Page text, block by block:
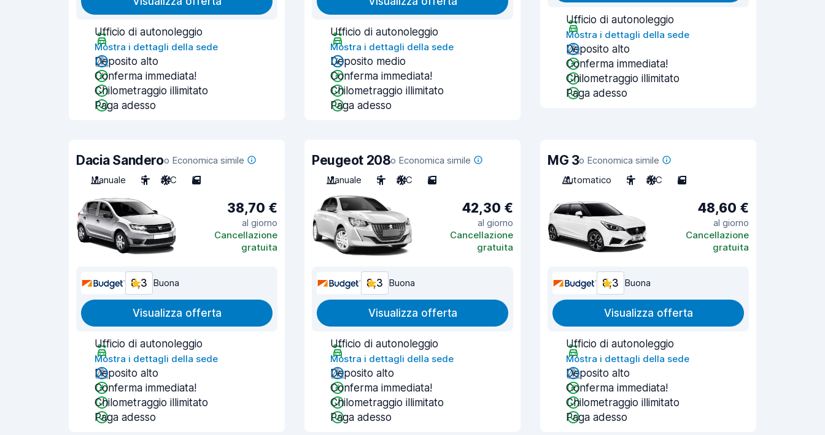
Ufficio di autonoleggio
Mostra i dettagli della sede
Deposito alto
Conferma immediata!
Chilometraggio illimitato
Paga adesso
Ufficio di autonoleggio
Mostra i dettagli della sede
Deposito medio
Conferma immediata!
Chilometraggio illimitato
Paga adesso
Ufficio di autonoleggio
Mostra i dettagli della sede
Deposito alto
Conferma immediata!
Chilometraggio illimitato
Paga adesso
Dacia Sanderoo Economica simile
Manuale
5 A/C 5
38,70 €
al giorno
Cancellazione
gratuita
8,3 Buona
Visualizza offerta
Ufficio di autonoleggio
Mostra i dettagli della sede
Deposito alto
Conferma immediata!
Chilometraggio illimitato
Paga adesso
Peugeot 208o Economica simile
Manuale
5 A/C 5
42,30 €
al giorno
Cancellazione
gratuita
8,3 Buona
Visualizza offerta
Ufficio di autonoleggio
Mostra i dettagli della sede
Deposito alto
Conferma immediata!
Chilometraggio illimitato
Paga adesso
MG 3o Economica simile
Automatico
5 A/C 5
48,60 €
al giorno
Cancellazione
gratuita
8,3 Buona
Visualizza offerta
Ufficio di autonoleggio
Mostra i dettagli della sede
Deposito alto
Conferma immediata!
Chilometraggio illimitato
Paga adesso